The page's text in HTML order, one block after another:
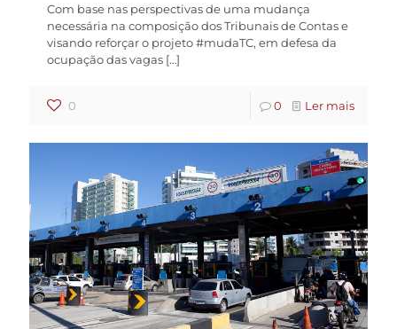
Com base nas perspectivas de uma mudança
necessária na composição dos Tribunais de Contas e
visando reforçar o projeto #mudaTC, em defesa da
ocupação das vagas […]
0 0 Ler mais